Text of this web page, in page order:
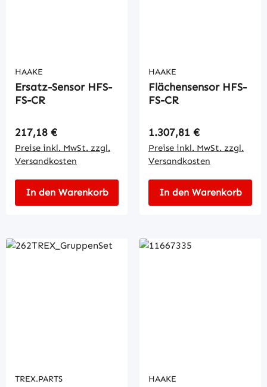
HAAKE
Ersatz-Sensor HFS-
FS-CR
Regulärer Preis:
217,18 €
Preise inkl. MwSt. zzgl.
Versandkosten
In den Warenkorb
HAAKE
Flächensensor HFS-
FS-CR
Regulärer Preis:
1.307,81 €
Preise inkl. MwSt. zzgl.
Versandkosten
In den Warenkorb
TREX.PARTS HAAKE